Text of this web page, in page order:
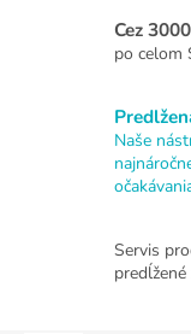
Cez
po celom
Naše
Servis